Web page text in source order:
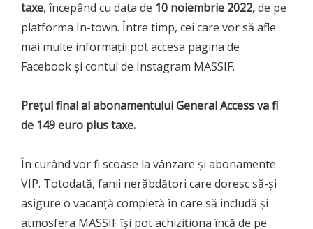
taxe, începând cu data de 10 noiembrie 2022,de pe
platforma In-town. Între timp, cei care vor să afle
mai multe informații pot accesa pagina de
Facebook și contul de Instagram MASSIF.
Prețul final al abonamentului General Access va fi
de 149 euro plus taxe.
În curând vor fi scoase la vânzare și abonamente
VIP. Totodată, fanii nerăbdători care doresc să-și
asigure o vacanță completă în care să includă și
atmosfera MASSIF își pot achiziționa încă de pe